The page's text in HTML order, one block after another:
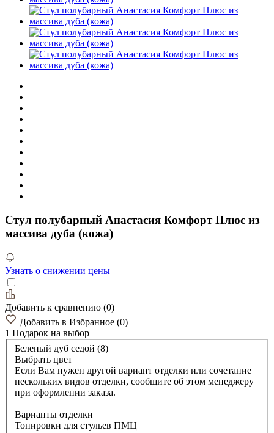
Стул полубарный Анастасия Комфорт Плюс из
массива дуба (кожа)
Узнать о снижении цены
Добавить к сравнению (0)
Добавить в Избранное (0)
1 Подарок на выбор
Беленый дуб седой (8)
Выбрать цвет
Если Вам нужен другой вариант отделки или сочетание
нескольких видов отделки, сообщите об этом менеджеру
при оформлении заказа.
Варианты отделки
Тонировки для стульев ПМЦ